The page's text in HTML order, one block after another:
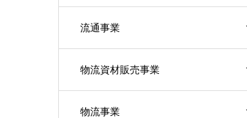
流通事業
物流資材販売事業
物流事業